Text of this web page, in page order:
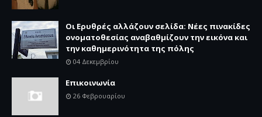
Οι Ερυθρές αλλάζουν σελίδα: Νέες πινακίδες
ονοματοθεσίας αναβαθμίζουν την εικόνα και
την καθημερινότητα της πόλης
04 Δεκεμβρίου
Επικοινωνία
26 Φεβρουαρίου